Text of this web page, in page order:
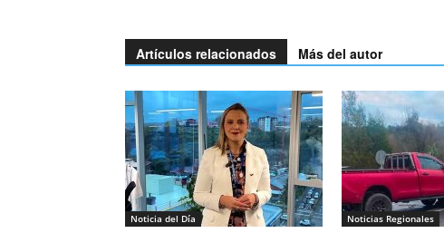
Artículos relacionados Más del autor
Noticia del Día Noticias Regionales